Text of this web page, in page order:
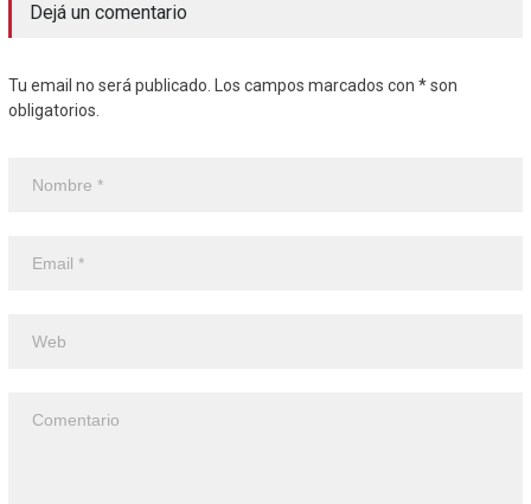
Dejá un comentario
Tu email no será publicado. Los campos marcados con * son
obligatorios.